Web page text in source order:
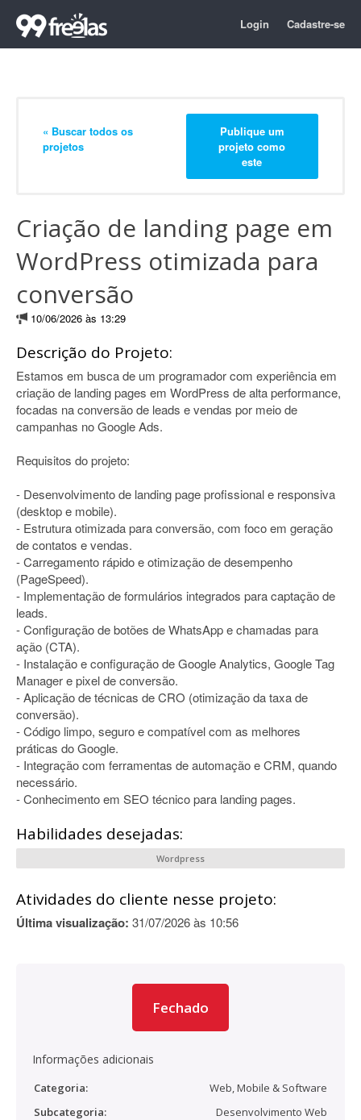
Login Cadastre-se
« Buscar todos os
projetos
Publique um
projeto como
este
Criação de landing page em
WordPress otimizada para
conversão
10/06/2026 às 13:29
Descrição do Projeto:
Estamos em busca de um programador com experiência em
criação de landing pages em WordPress de alta performance,
focadas na conversão de leads e vendas por meio de
campanhas no Google Ads.
Requisitos do projeto:
- Desenvolvimento de landing page profissional e responsiva
(desktop e mobile).
- Estrutura otimizada para conversão, com foco em geração
de contatos e vendas.
- Carregamento rápido e otimização de desempenho
(PageSpeed).
- Implementação de formulários integrados para captação de
leads.
- Configuração de botões de WhatsApp e chamadas para
ação (CTA).
- Instalação e configuração de Google Analytics, Google Tag
Manager e pixel de conversão.
- Aplicação de técnicas de CRO (otimização da taxa de
conversão).
- Código limpo, seguro e compatível com as melhores
práticas do Google.
- Integração com ferramentas de automação e CRM, quando
necessário.
- Conhecimento em SEO técnico para landing pages.
Habilidades desejadas:
Wordpress
Atividades do cliente nesse projeto:
Última visualização: 31/07/2026 às 10:56
Fechado
Informações adicionais
Categoria:
Web, Mobile & Software
Subcategoria:
Desenvolvimento Web